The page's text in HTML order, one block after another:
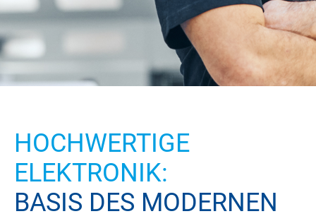
HOCHWERTIGE
ELEKTRONIK:
BASIS DES MODERNEN